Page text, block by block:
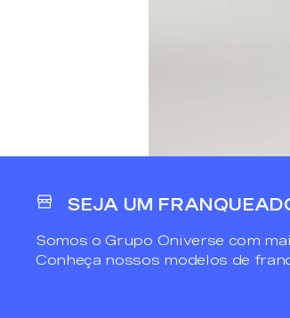
SEJA UM
Somos o Grupo Oniverse com
Conheça nossos modelos de